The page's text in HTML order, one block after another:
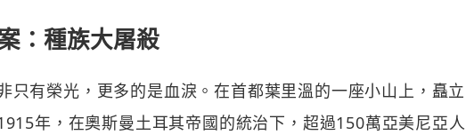
：種族大屠殺
只有榮光，更多的是血淚。在首都葉里溫的一座小山上，矗立
年，在奧斯曼土耳其帝國的統治下，超過150萬亞美尼亞人